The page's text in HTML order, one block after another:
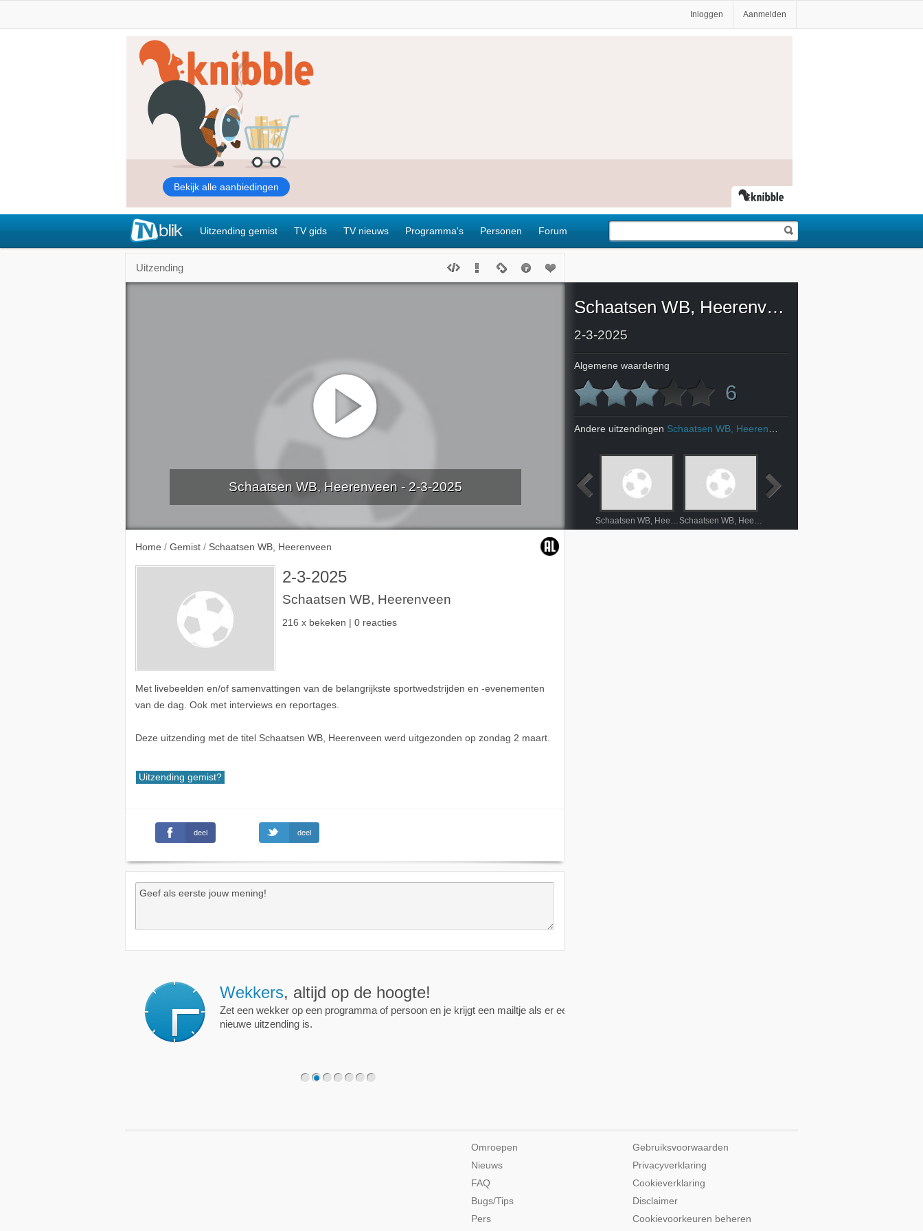
Inloggen Aanmelden
Uitzending gemist TV gids TV nieuws Programma's Personen Forum
Uitzending
Schaatsen WB, Heerenveen - 2-3-2025
Home / Gemist / Schaatsen WB, Heerenveen
2-3-2025
Schaatsen WB, Heerenveen
216 x bekeken | 0 reacties
Met livebeelden en/of samenvattingen van de belangrijkste sportwedstrijden en -evenementen
van de dag. Ook met interviews en reportages.
Deze uitzending met de titel Schaatsen WB, Heerenveen werd uitgezonden op zondag 2 maart.
Uitzending gemist?
deel deel
Schaatsen WB, Heerenveen
2-3-2025
Algemene waardering
6
Andere uitzendingen Schaatsen WB, Heerenveen
Wekkers, altijd op de hoogte!
Zet een wekker op een programma of persoon en je krijgt een mailtje als er een
nieuwe uitzending is.
Omroepen
Nieuws
FAQ
Bugs/Tips
Pers
Gebruiksvoorwaarden
Privacyverklaring
Cookieverklaring
Disclaimer
Cookievoorkeuren beheren